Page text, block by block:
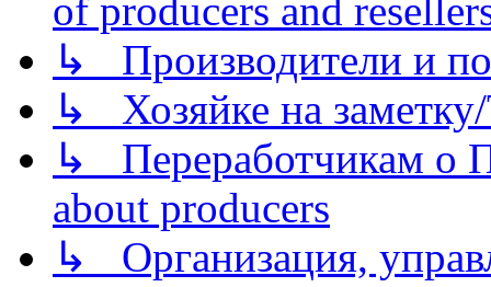
of producers and
↳ Производители и
↳ Хозяйке на
↳ Переработчикам о
about producers
↳ Организация,